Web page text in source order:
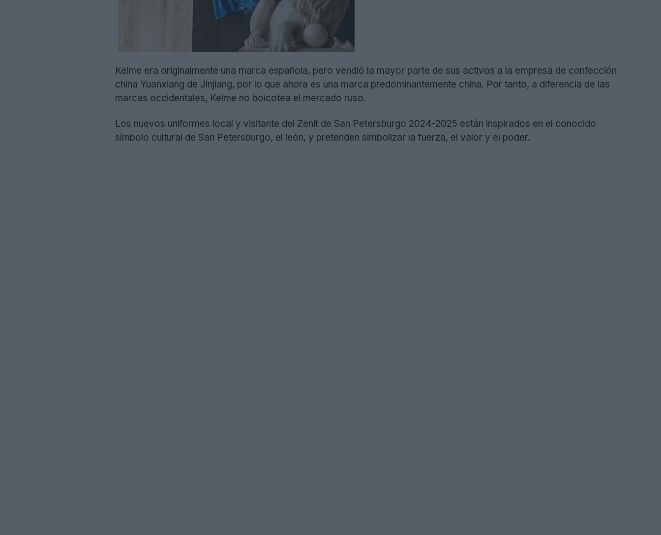
Kelme era originalmente una marca española, pero vendió la mayor parte de sus activos a la empresa de confección
china Yuanxiang de Jinjiang, por lo que ahora es una marca predominantemente china. Por tanto, a diferencia de las
marcas occidentales, Kelme no boicotea el mercado ruso.
Los nuevos uniformes local y visitante del Zenit de San Petersburgo 2024-2025 están inspirados en el conocido
símbolo cultural de San Petersburgo, el león, y pretenden simbolizar la fuerza, el valor y el poder.